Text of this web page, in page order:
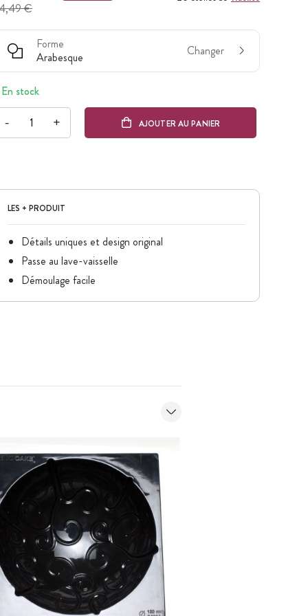
€
Forme
Arabesque
Changer
En stock
- + AJOUTER AU PANIER
LES + PRODUIT
Détails uniques et design original
Passe au lave-vaisselle
Démoulage facile